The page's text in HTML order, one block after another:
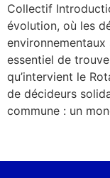
Collectif
évolution, où les
essentiel de
qu’intervient le
de décideurs
commune : un